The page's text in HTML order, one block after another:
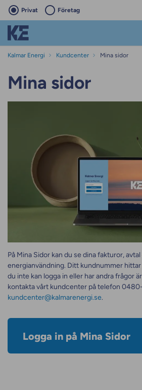
Privat Företag
Kalmar Energi Kundcenter Mina sidor
Mina sidor
På Mina Sidor kan du se dina fakturor,
energianvändning. Ditt kundnummer hittar
du inte kan logga in eller har andra frågor
kontakta vårt kundcenter på telefon
kundcenter@kalmarenergi.se.
Logga in på Mina Sidor